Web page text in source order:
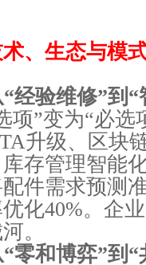
、生态与模
经验维修”到
项”变为“必选
升级、区块
存管理智能
件需求预测
化40%。企
。
零和博弈”到